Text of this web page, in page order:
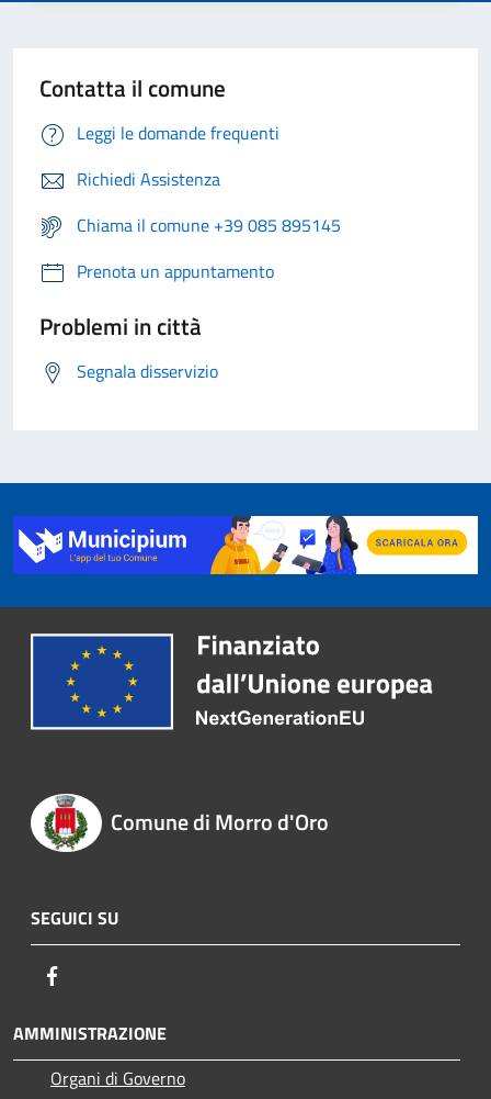
Contatta il comune
Leggi le domande frequenti
Richiedi Assistenza
Chiama il comune +39 085 895145
Prenota un appuntamento
Problemi in città
Segnala disservizio
Comune di Morro d'Oro
SEGUICI SU
AMMINISTRAZIONE
Organi di Governo